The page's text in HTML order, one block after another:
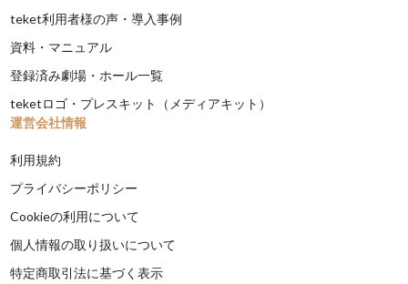
teket利用者様の声・導入事例
資料・マニュアル
登録済み劇場・ホール一覧
teketロゴ・プレスキット（メディアキット）
運営会社情報
利用規約
プライバシーポリシー
Cookieの利用について
個人情報の取り扱いについて
特定商取引法に基づく表示